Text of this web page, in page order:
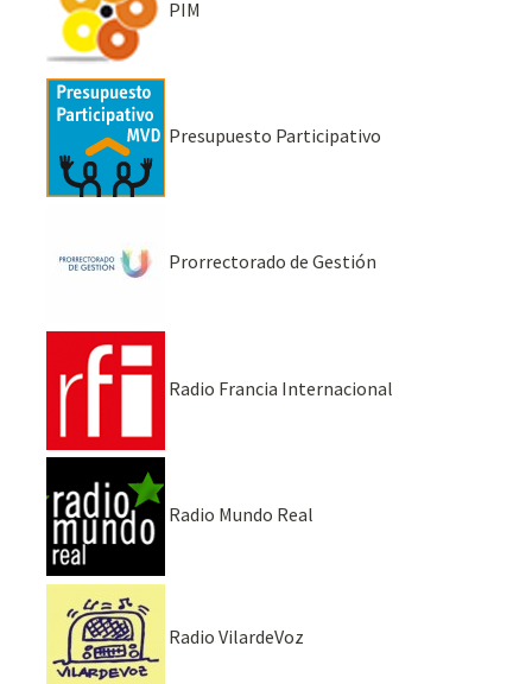
PIM
Presupuesto Participativo
Prorrectorado de Gestión
Radio Francia Internacional
Radio Mundo Real
Radio VilardeVoz